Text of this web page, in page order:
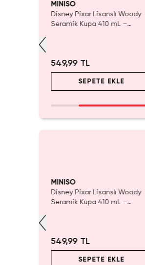
MINISO
Disney Pixar Lisanslı Woody
Seramik Kupa 410 mL –
549,99 TL
SEPETE EKLE
MINISO
Disney Pixar Lisanslı Woody
Seramik Kupa 410 mL –
549,99 TL
SEPETE EKLE